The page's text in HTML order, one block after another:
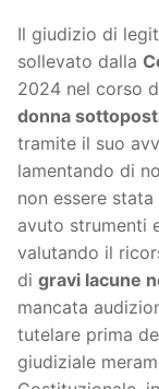
Il giudizio di
sollevato dalla
2024 nel corso
donna
tramite il suo
lamentando di
non essere
avuto strumenti
valutando il
di gravi lacune
mancata
tutelare prima
giudiziale